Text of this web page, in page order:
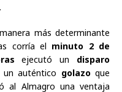
más determinante
corría el minuto 2 de
ejecutó un disparo
un auténtico golazoque
al Almagro una ventaja